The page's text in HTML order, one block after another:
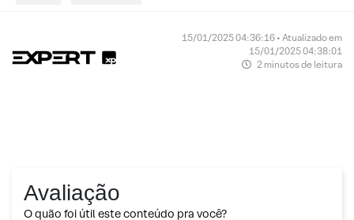
15/01/2025 04:36:16 • Atualizado em
15/01/2025 04:38:01
2 minutos de leitura
Avaliação
O quão foi útil este conteúdo pra você?